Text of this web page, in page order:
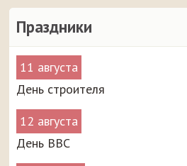
Праздники
11 августа
День строителя
12 августа
День ВВС